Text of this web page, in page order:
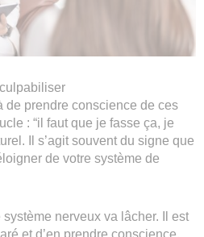
de prendre conscience de ces
: “il faut que je fasse ça, je
Il s’agit souvent du signe que
de votre système de
nerveux va lâcher. Il est